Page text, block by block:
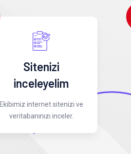
Sitenizi
inceleyelim
Ekibimiz internet sitenizi ve
veritabanınızı inceler.